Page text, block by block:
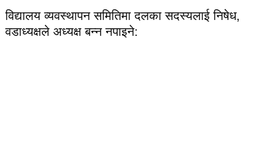
विद्यालय व्यवस्थापन समितिमा दलका सदस्यलाई निषेध,
वडाध्यक्षले अध्यक्ष बन्न नपाइने: